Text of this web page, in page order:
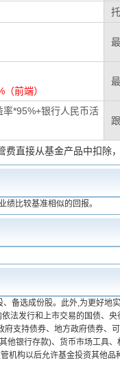
（前端）
*95%+银行人民币活
费直接从基金产品中扣除
绩比较基准相似的回报。
备选成份股。此外,为更好地
法发行和上市交易的国债、
支持债券、地方政府债券、
他银行存款)、货币市场工具
机构以后允许基金投资其他